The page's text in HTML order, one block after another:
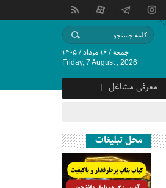
جمعه / ۱۶ مرداد / ۱۴۰۵
Friday, 7 August , 2026
معرفی مشاغل
محل تبلیغات